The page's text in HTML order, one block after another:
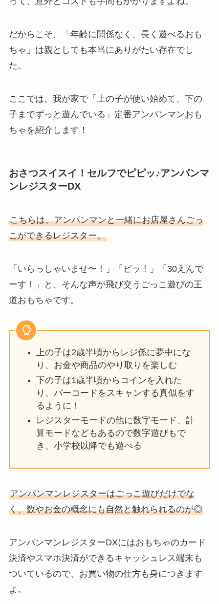
だからこそ、「年齢に関係なく、長く遊べるおも
ちゃ」は親としても本当にありがたい存在でし
た。
ここでは、我が家で「上の子が使い始めて、下の
子までずっと遊んでいる」定番アンパンマンおも
ちゃを紹介します！
おさつスイスイ！セルフでピピッ♪アンパンマ
ンレジスターDX
こちらは、アンパンマンと一緒にお店屋さんごっ
こができるレジスター。
「いらっしゃいませ〜！」「ピッ！」「30えんで
ーす！」と、そんな声が飛び交うごっこ遊びの王
道おもちゃです。
上の子は2歳半頃からレジ係に夢中にな
り、お金や商品のやり取りを楽しむ
下の子は1歳半頃からコインを入れた
り、バーコードをスキャンする真似をす
るように！
レジスターモードの他に数字モード、計
算モードなどもあるので数字遊びもで
き、小学校以降でも遊べる
アンパンマンレジスターはごっこ遊びだけでな
く、数やお金の概念にも自然と触れられるのが◎
アンパンマンレジスターDXにはおもちゃのカード
決済やスマホ決済ができるキャッシュレス端末も
ついているので、お買い物の仕方も身につきます
よ。